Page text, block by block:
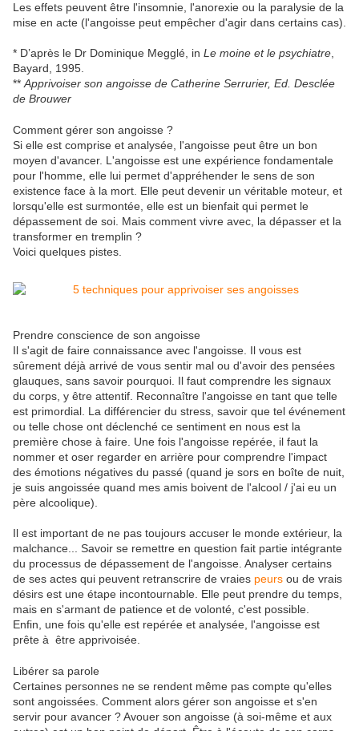
Les effets peuvent être l'insomnie, l'anorexie ou la paralysie de la
mise en acte (l'angoisse peut empêcher d'agir dans certains cas).
* D’après le Dr Dominique Megglé, in Le moine et le psychiatre
Bayard, 1995.
** Apprivoiser son angoisse de Catherine Serrurier, Ed. Desclée
de Brouwer
Comment gérer son angoisse ?
Si elle est comprise et analysée, l'angoisse peut être un bon
moyen d'avancer. L'angoisse est une expérience fondamentale
pour l'homme, elle lui permet d'appréhender le sens de son
existence face à la mort. Elle peut devenir un véritable moteur, et
lorsqu'elle est surmontée, elle est un bienfait qui permet le
dépassement de soi. Mais comment vivre avec, la dépasser et la
transformer en tremplin ?
Voici quelques pistes.
Prendre conscience de son angoisse
Il s'agit de faire connaissance avec l'angoisse. Il vous est
sûrement déjà arrivé de vous sentir mal ou d'avoir des pensées
glauques, sans savoir pourquoi. Il faut comprendre les signaux
du corps, y être attentif. Reconnaître l'angoisse en tant que telle
est primordial. La différencier du stress, savoir que tel événement
ou telle chose ont déclenché ce sentiment en nous est la
première chose à faire. Une fois l'angoisse repérée, il faut la
nommer et oser regarder en arrière pour comprendre l'impact
des émotions négatives du passé (quand je sors en boîte de nuit,
je suis angoissée quand mes amis boivent de l'alcool / j'ai eu un
père alcoolique).
Il est important de ne pas toujours accuser le monde extérieur, la
malchance... Savoir se remettre en question fait partie intégrante
du processus de dépassement de l'angoisse. Analyser certains
de ses actes qui peuvent retranscrire de vraies peurs ou de vrais
désirs est une étape incontournable. Elle peut prendre du temps,
mais en s'armant de patience et de volonté, c'est possible.
Enfin, une fois qu'elle est repérée et analysée, l'angoisse est
prête à être apprivoisée.
Libérer sa parole
Certaines personnes ne se rendent même pas compte qu'elles
sont angoissées. Comment alors gérer son angoisse et s'en
servir pour avancer ? Avouer son angoisse (à soi-même et aux